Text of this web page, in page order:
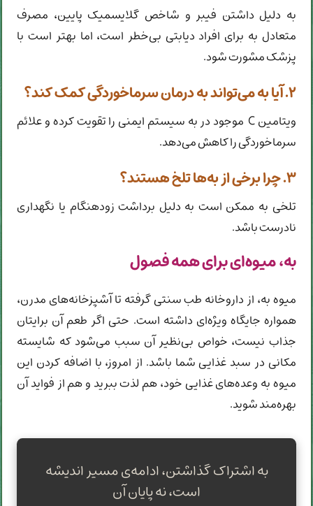
به دلیل داشتن فیبر و شاخص گلایسمیک پایین، مصرف
متعادل به برای افراد دیابتی بی‌خطر است، اما بهتر است با
پزشک مشورت شود.
۲. آیا به می‌تواند به درمان سرماخوردگی کمک کند؟
ویتامین C موجود در به سیستم ایمنی را تقویت کرده و علائم
سرماخوردگی را کاهش می‌دهد.
۳. چرا برخی از به‌ها تلخ هستند؟
تلخی به ممکن است به دلیل برداشت زودهنگام یا نگهداری
نادرست باشد.
به، میوه‌ای برای همه فصول
میوه به، از داروخانه طب سنتی گرفته تا آشپزخانه‌های مدرن،
همواره جایگاه ویژه‌ای داشته است. حتی اگر طعم آن برایتان
جذاب نیست، خواص بی‌نظیر آن سبب می‌شود که شایسته
مکانی در سبد غذایی شما باشد. از امروز، با اضافه کردن این
میوه به وعده‌های غذایی خود، هم لذت ببرید و هم از فواید آن
بهره‌مند شوید.
به اشتراک گذاشتن، ادامه‌ی مسیر اندیشه
است، نه پایان آن